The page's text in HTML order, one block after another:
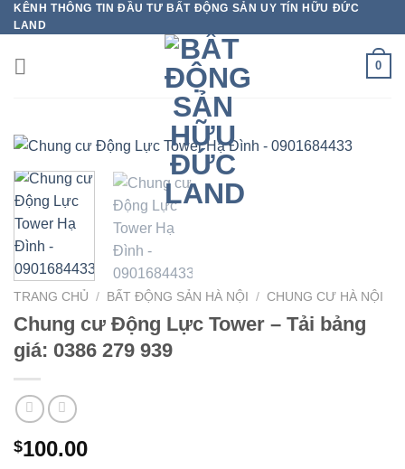
Bỏ
qua
nội
dung
KÊNH THÔNG TIN ĐẦU TƯ BẤT ĐỘNG SẢN UY TÍN HỮU ĐỨC
LAND
0
TRANG CHỦ / BẤT ĐỘNG SẢN HÀ NỘI / CHUNG CƯ HÀ NỘI
Chung cư Động Lực Tower – Tải bảng
giá: 0386 279 939
$100.00